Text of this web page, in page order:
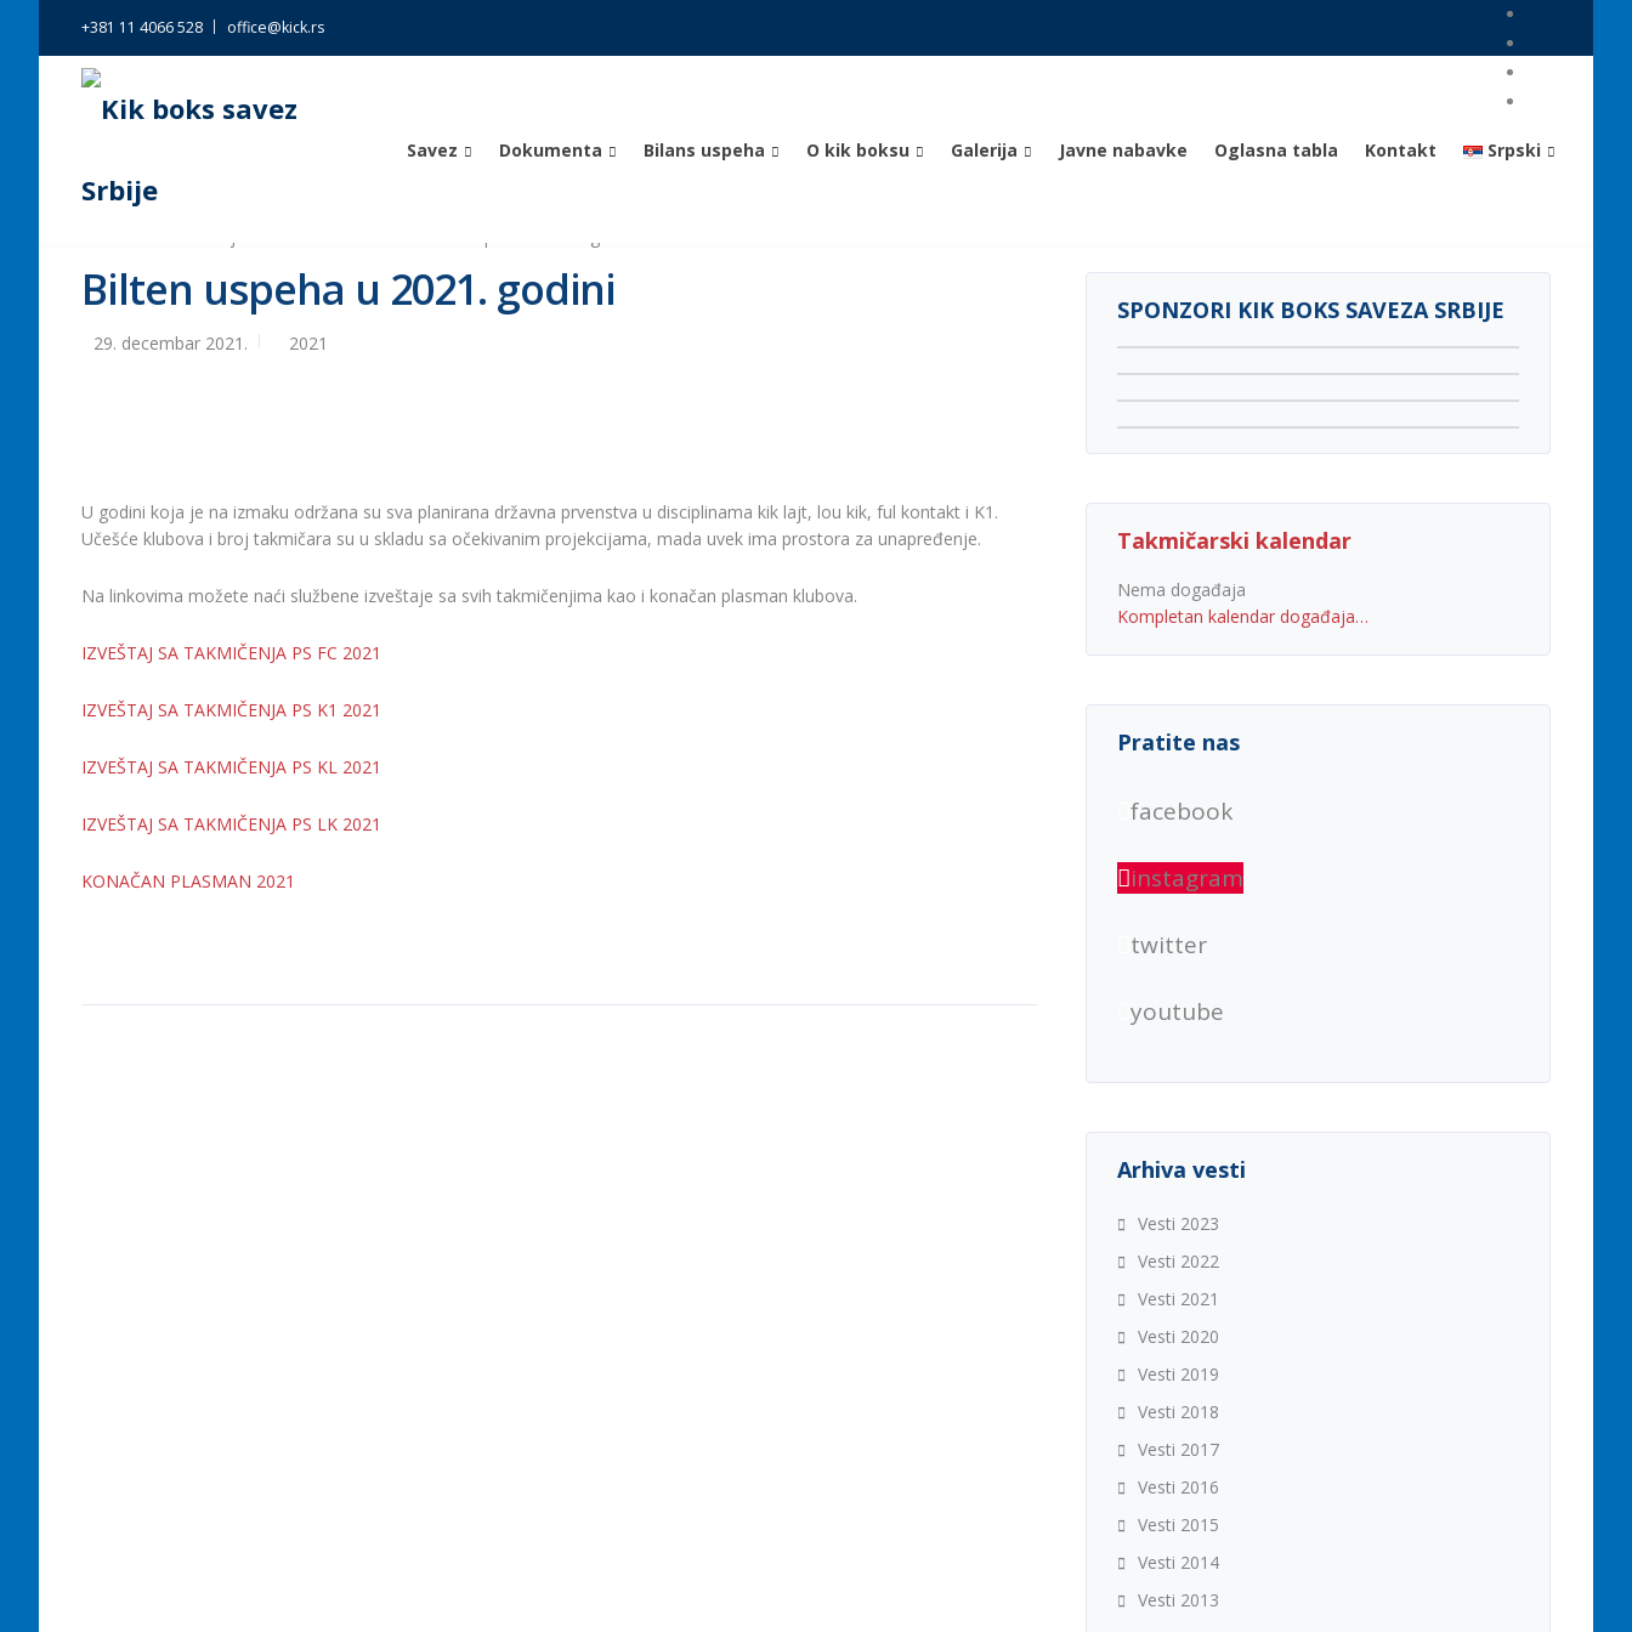
+381 11 4066 528 office@kick.rs
Savez Dokumenta Bilans uspeha O kik boksu Galerija Javne nabavke Oglasna tabla Kontakt Srpski
Bilten uspeha u 2021. godini
29. decembar 2021. 2021
U godini koja je na izmaku održana su sva planirana državna prvenstva u disciplinama kik lajt, lou kik, ful kontakt i K1.
Učešće klubova i broj takmičara su u skladu sa očekivanim projekcijama, mada uvek ima prostora za unapređenje.
Na linkovima možete naći službene izveštaje sa svih takmičenjima kao i konačan plasman klubova.
IZVEŠTAJ SA TAKMIČENJA PS FC 2021
IZVEŠTAJ SA TAKMIČENJA PS K1 2021
IZVEŠTAJ SA TAKMIČENJA PS KL 2021
IZVEŠTAJ SA TAKMIČENJA PS LK 2021
KONAČAN PLASMAN 2021
SPONZORI KIK BOKS SAVEZA SRBIJE
Takmičarski kalendar
Nema događaja
Kompletan kalendar događaja…
Pratite nas
facebook
instagram
twitter
youtube
Arhiva vesti
Vesti 2023
Vesti 2022
Vesti 2021
Vesti 2020
Vesti 2019
Vesti 2018
Vesti 2017
Vesti 2016
Vesti 2015
Vesti 2014
Vesti 2013